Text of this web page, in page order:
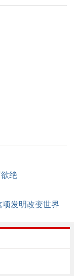
绝
发明改变世界